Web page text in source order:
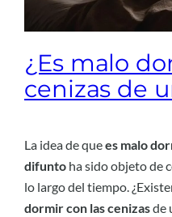
¿Es malo
cenizas de
La idea de quees malo
difunto ha sido objeto de
lo largo del tiempo.
dormir con las cenizasde